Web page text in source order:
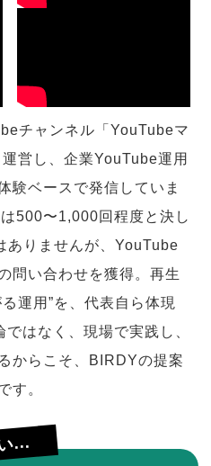
チャンネル「YouTubeマ
営し、企業YouTube運用
験ベースで発信していま
500〜1,000回程度と決し
ありませんが、YouTube
問い合わせを獲得。再生
運用”を、代表自ら体現
はなく、現場で実践し、
からこそ、BIRDYの提案
す。
...